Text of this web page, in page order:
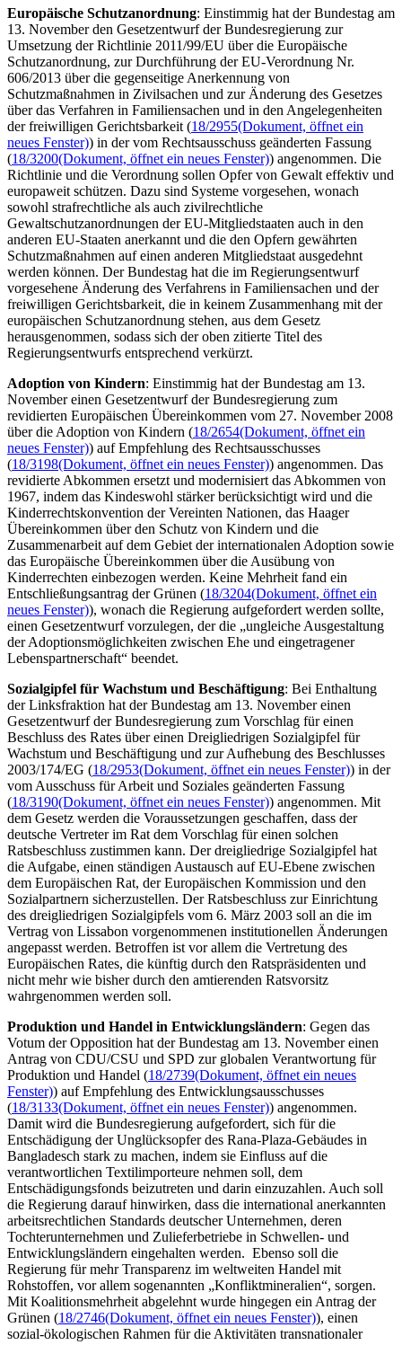
Europäische Schutzanordnung: Einstimmig hat der Bundestag am
13. November den Gesetzentwurf der Bundesregierung zur
Umsetzung der Richtlinie 2011/99/EU über die Europäische
Schutzanordnung, zur Durchführung der EU-Verordnung Nr.
606/2013 über die gegenseitige Anerkennung von
Schutzmaßnahmen in Zivilsachen und zur Änderung des Gesetzes
über das Verfahren in Familiensachen und in den Angelegenheiten
der freiwilligen Gerichtsbarkeit (18/2955(Dokument, öffnet ein
neues Fenster)) in der vom Rechtsausschuss geänderten Fassung
(18/3200(Dokument, öffnet ein neues Fenster)) angenommen. Die
Richtlinie und die Verordnung sollen Opfer von Gewalt effektiv und
europaweit schützen. Dazu sind Systeme vorgesehen, wonach
sowohl strafrechtliche als auch zivilrechtliche
Gewaltschutzanordnungen der EU-Mitgliedstaaten auch in den
anderen EU-Staaten anerkannt und die den Opfern gewährten
Schutzmaßnahmen auf einen anderen Mitgliedstaat ausgedehnt
werden können. Der Bundestag hat die im Regierungsentwurf
vorgesehene Änderung des Verfahrens in Familiensachen und der
freiwilligen Gerichtsbarkeit, die in keinem Zusammenhang mit der
europäischen Schutzanordnung stehen, aus dem Gesetz
herausgenommen, sodass sich der oben zitierte Titel des
Regierungsentwurfs entsprechend verkürzt.
Adoption von Kindern: Einstimmig hat der Bundestag am 13.
November einen Gesetzentwurf der Bundesregierung zum
revidierten Europäischen Übereinkommen vom 27. November 2008
über die Adoption von Kindern (18/2654(Dokument, öffnet ein
neues Fenster)) auf Empfehlung des Rechtsausschusses
(18/3198(Dokument, öffnet ein neues Fenster)) angenommen. Das
revidierte Abkommen ersetzt und modernisiert das Abkommen von
1967, indem das Kindeswohl stärker berücksichtigt wird und die
Kinderrechtskonvention der Vereinten Nationen, das Haager
Übereinkommen über den Schutz von Kindern und die
Zusammenarbeit auf dem Gebiet der internationalen Adoption sowie
das Europäische Übereinkommen über die Ausübung von
Kinderrechten einbezogen werden. Keine Mehrheit fand ein
Entschließungsantrag der Grünen (18/3204(Dokument, öffnet ein
neues Fenster)), wonach die Regierung aufgefordert werden sollte,
einen Gesetzentwurf vorzulegen, der die „ungleiche Ausgestaltung
der Adoptionsmöglichkeiten zwischen Ehe und eingetragener
Lebenspartnerschaft“ beendet.
Sozialgipfel für Wachstum und Beschäftigung: Bei Enthaltung
der Linksfraktion hat der Bundestag am 13. November einen
Gesetzentwurf der Bundesregierung zum Vorschlag für einen
Beschluss des Rates über einen Dreigliedrigen Sozialgipfel für
Wachstum und Beschäftigung und zur Aufhebung des Beschlusses
2003/174/EG (18/2953(Dokument, öffnet ein neues Fenster)) in der
vom Ausschuss für Arbeit und Soziales geänderten Fassung
(18/3190(Dokument, öffnet ein neues Fenster)) angenommen. Mit
dem Gesetz werden die Voraussetzungen geschaffen, dass der
deutsche Vertreter im Rat dem Vorschlag für einen solchen
Ratsbeschluss zustimmen kann. Der dreigliedrige Sozialgipfel hat
die Aufgabe, einen ständigen Austausch auf EU-Ebene zwischen
dem Europäischen Rat, der Europäischen Kommission und den
Sozialpartnern sicherzustellen. Der Ratsbeschluss zur Einrichtung
des dreigliedrigen Sozialgipfels vom 6. März 2003 soll an die im
Vertrag von Lissabon vorgenommenen institutionellen Änderungen
angepasst werden. Betroffen ist vor allem die Vertretung des
Europäischen Rates, die künftig durch den Ratspräsidenten und
nicht mehr wie bisher durch den amtierenden Ratsvorsitz
wahrgenommen werden soll.
Produktion und Handel in Entwicklungsländern: Gegen das
Votum der Opposition hat der Bundestag am 13. November einen
Antrag von CDU/CSU und SPD zur globalen Verantwortung für
Produktion und Handel (18/2739(Dokument, öffnet ein neues
Fenster)) auf Empfehlung des Entwicklungsausschusses
(18/3133(Dokument, öffnet ein neues Fenster)) angenommen.
Damit wird die Bundesregierung aufgefordert, sich für die
Entschädigung der Unglücksopfer des Rana-Plaza-Gebäudes in
Bangladesch stark zu machen, indem sie Einfluss auf die
verantwortlichen Textilimporteure nehmen soll, dem
Entschädigungsfonds beizutreten und darin einzuzahlen. Auch soll
die Regierung darauf hinwirken, dass die international anerkannten
arbeitsrechtlichen Standards deutscher Unternehmen, deren
Tochterunternehmen und Zulieferbetriebe in Schwellen- und
Entwicklungsländern eingehalten werden. Ebenso soll die
Regierung für mehr Transparenz im weltweiten Handel mit
Rohstoffen, vor allem sogenannten „Konfliktmineralien“, sorgen.
Mit Koalitionsmehrheit abgelehnt wurde hingegen ein Antrag der
Grünen (18/2746(Dokument, öffnet ein neues Fenster)), einen
sozial-ökologischen Rahmen für die Aktivitäten transnationaler